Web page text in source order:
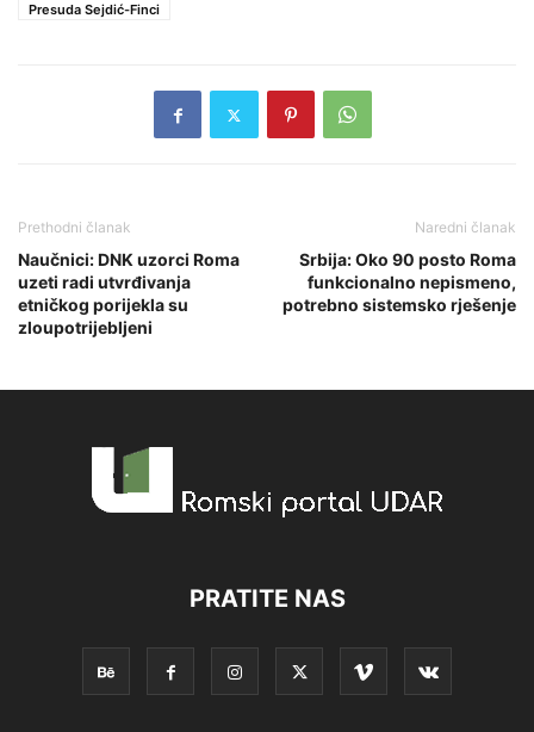
Presuda Sejdić-Finci
Prethodni članak
Naučnici: DNK uzorci Roma
uzeti radi utvrđivanja
etničkog porijekla su
zloupotrijebljeni
Naredni članak
Srbija: Oko 90 posto Roma
funkcionalno nepismeno,
potrebno sistemsko rješenje
PRATITE NAS